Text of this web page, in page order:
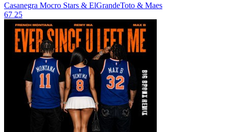
Casanegra Mocro Stars & ElGrandeToto & Maes
67 25